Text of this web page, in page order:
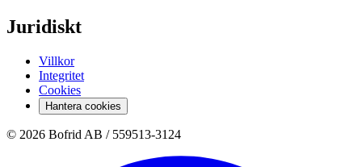
Juridiskt
Villkor
Integritet
Cookies
Hantera cookies
© 2026 Bofrid AB / 559513-3124